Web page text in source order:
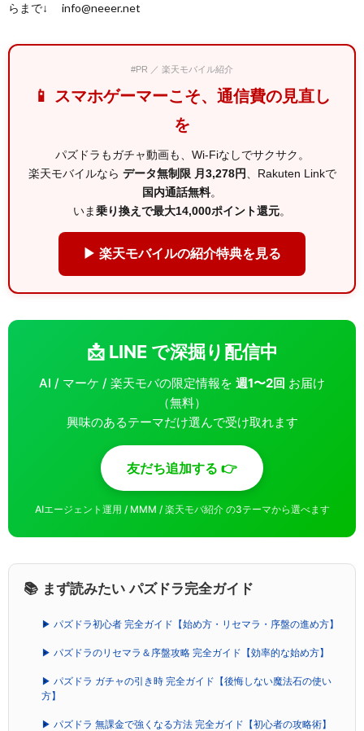
らまで↓ info@neeer.net
#PR ／ 楽天モバイル紹介
📱 スマホゲーマーこそ、通信費の見直し
を
パズドラもガチャ動画も、Wi-Fiなしでサクサク。
楽天モバイルなら データ無制限 月3,278円 、Rakuten Linkで
国内通話無料。
いま乗り換えで最大14,000ポイント還元。
▶ 楽天モバイルの紹介特典を見る
📩 LINE で深掘り配信中
AI / マーケ / 楽天モバの限定情報を 週1〜2回 お届け
（無料）
興味のあるテーマだけ選んで受け取れます
友だち追加する 👉
AIエージェント運用 / MMM / 楽天モバ紹介 の3テーマから選べます
📚 まず読みたい パズドラ完全ガイド
▶ パズドラ初心者 完全ガイド【始め方・リセマラ・序盤の進め方】
▶ パズドラのリセマラ＆序盤攻略 完全ガイド【効率的な始め方】
▶ パズドラ ガチャの引き時 完全ガイド【後悔しない魔法石の使い
方】
▶ パズドラ 無課金で強くなる方法 完全ガイド【初心者の攻略術】